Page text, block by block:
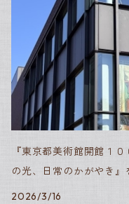
『東京都美術館開館１
の光、日常のかがやき』
2026/3/16